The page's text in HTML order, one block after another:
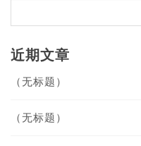
近期文章
（无标题）
（无标题）